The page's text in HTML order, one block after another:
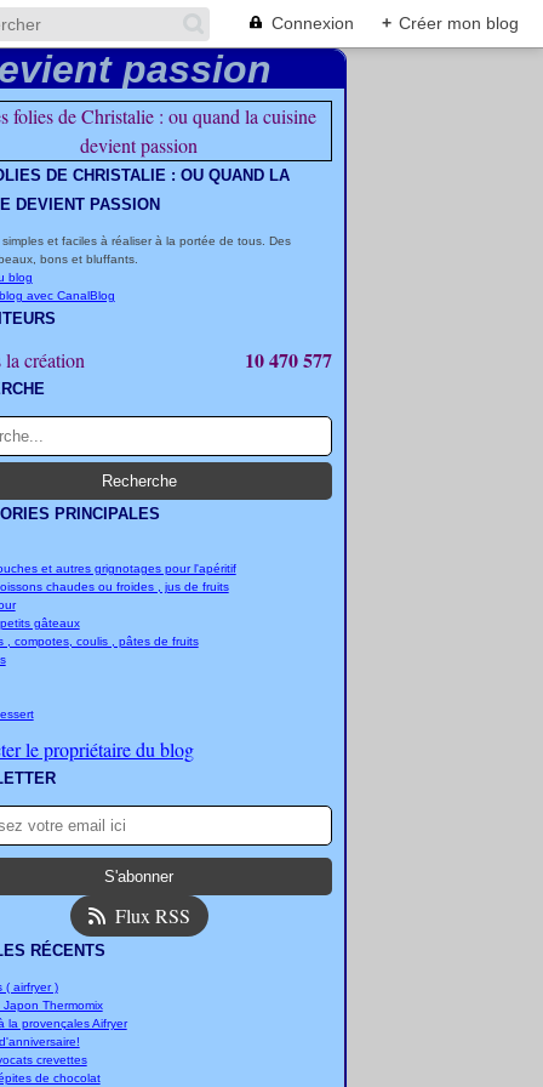
Connexion + Créer mon blog
DE CHRISTALIE : OU QUAND LA
DEVIENT PASSION
et faciles à réaliser à la portée de tous. Des
bons et bluffants.
blog
avec CanalBlog
création 10 470 577
PRINCIPALES
et autres grignotages pour l'apéritif
chaudes ou froides , jus de fruits
gâteaux
, compotes, coulis , pâtes de fruits
le propriétaire du blog
Flux RSS
RÉCENTS
( airfryer )
Thermomix
la provençales Aifryer
crevettes
de chocolat